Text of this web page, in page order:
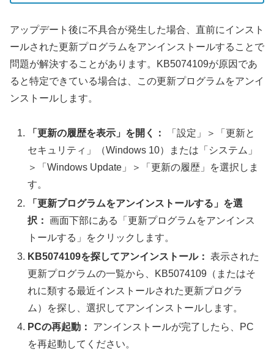
アップデート後に不具合が発生した場合、直前にインスト
ールされた更新プログラムをアンインストールすることで
問題が解決することがあります。KB5074109が原因であ
ると特定できている場合は、この更新プログラムをアンイ
ンストールします。
「更新の履歴を表示」を開く：
「設定」＞「更新と
セキュリティ」（Windows 10）または「システム」
＞「Windows Update」＞「更新の履歴」を選択しま
す。
「更新プログラムをアンインストールする」を選
択： 画面下部にある「更新プログラムをアンインス
トールする」をクリックします。
KB5074109を探してアンインストール： 表示された
更新プログラムの一覧から、KB5074109（またはそ
れに類する最近インストールされた更新プログラ
ム）を探し、選択してアンインストールします。
PCの再起動：
アンインストールが完了したら、PC
を再起動してください。